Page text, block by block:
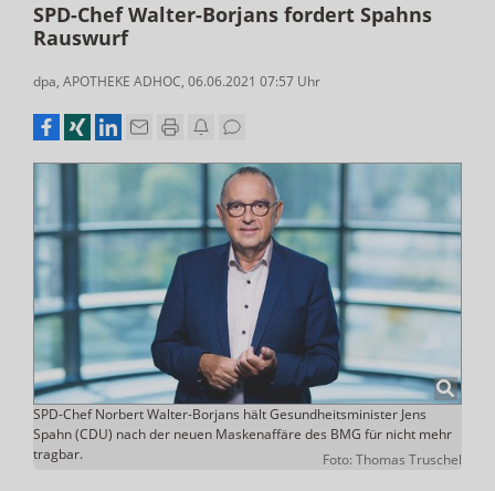
SPD-Chef Walter-Borjans fordert Spahns
Rauswurf
dpa, APOTHEKE ADHOC, 06.06.2021 07:57 Uhr
SPD-Chef Norbert Walter-Borjans hält Gesundheitsminister Jens
Spahn (CDU) nach der neuen Maskenaffäre des BMG für nicht mehr
tragbar.
Foto: Thomas Truschel